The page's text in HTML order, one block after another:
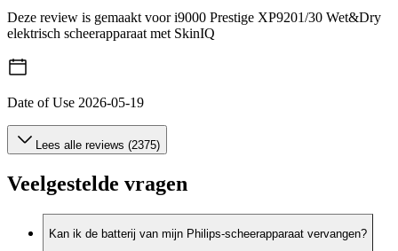
Deze review is gemaakt voor i9000 Prestige XP9201/30 Wet&Dry
elektrisch scheerapparaat met SkinIQ
Date of Use 2026-05-19
Lees alle reviews (2375)
Veelgestelde vragen
Kan ik de batterij van mijn Philips-scheerapparaat vervangen?